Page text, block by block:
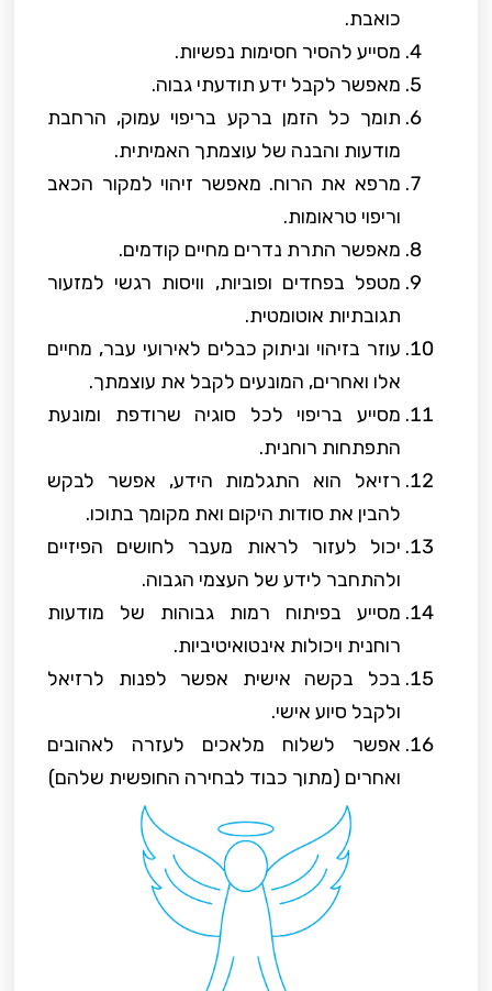
כואבת.
מסייע להסיר חסימות נפשיות.
מאפשר לקבל ידע תודעתי גבוה.
תומך כל הזמן ברקע בריפוי עמוק, הרחבת
מודעות והבנה של עוצמתך האמיתית.
מרפא את הרוח. מאפשר זיהוי למקור הכאב
וריפוי טראומות.
מאפשר התרת נדרים מחיים קודמים.
מטפל בפחדים ופוביות, וויסות רגשי למזעור
תגובתיות אוטומטית.
עוזר בזיהוי וניתוק כבלים לאירועי עבר, מחיים
אלו ואחרים, המונעים לקבל את עוצמתך.
מסייע בריפוי לכל סוגיה שרודפת ומונעת
התפתחות רוחנית.
רזיאל הוא התגלמות הידע, אפשר לבקש
להבין את סודות היקום ואת מקומך בתוכו.
יכול לעזור לראות מעבר לחושים הפיזיים
ולהתחבר לידע של העצמי הגבוה.
מסייע בפיתוח רמות גבוהות של מודעות
רוחנית ויכולות אינטואיטיביות.
בכל בקשה אישית אפשר לפנות לרזיאל
ולקבל סיוע אישי.
אפשר לשלוח מלאכים לעזרה לאהובים
ואחרים (מתוך כבוד לבחירה החופשית שלהם)